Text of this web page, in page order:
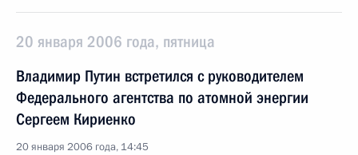
20 января 2006 года, пятница
Владимир Путин встретился с руководителем
Федерального агентства по атомной энергии
Сергеем Кириенко
20 января 2006 года, 14:45